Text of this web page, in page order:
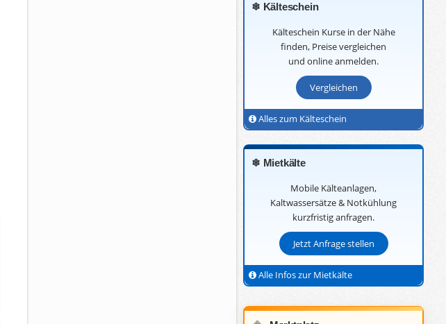
❄ Kälteschein
Kälteschein Kurse in der Nähe
finden, Preise vergleichen
und online anmelden.
Vergleichen
Alles zum Kälteschein
❄ Mietkälte
Mobile Kälteanlagen,
Kaltwassersätze & Notkühlung
kurzfristig anfragen.
Jetzt Anfrage stellen
Alle Infos zur Mietkälte